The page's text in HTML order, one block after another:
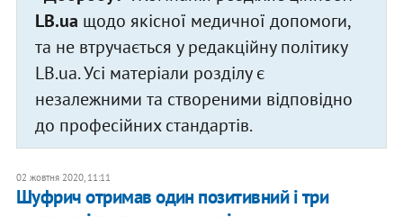
LB.ua щодо якісної медичної допомоги,
та не втручається у редакційну політику
LB.ua. Усі матеріали розділу є
незалежними та створеними відповідно
до професійних стандартів.
02 жовтня 2020, 11:11
Шуфрич отримав один позитивний і три